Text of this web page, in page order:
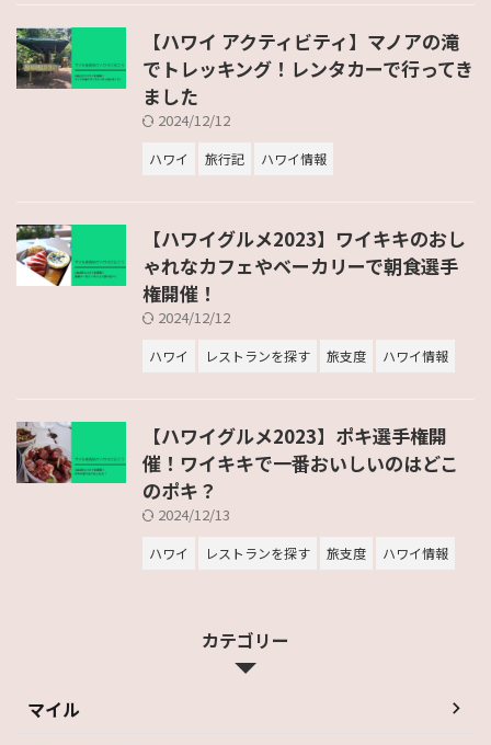
【ハワイ アクティビティ】マノアの滝
でトレッキング！レンタカーで行ってき
ました
2024/12/12
ハワイ 旅行記 ハワイ情報
【ハワイグルメ2023】ワイキキのおし
ゃれなカフェやベーカリーで朝食選手
権開催！
2024/12/12
ハワイ レストランを探す 旅支度 ハワイ情報
【ハワイグルメ2023】ポキ選手権開
催！ワイキキで一番おいしいのはどこ
のポキ？
2024/12/13
ハワイ レストランを探す 旅支度 ハワイ情報
カテゴリー
マイル